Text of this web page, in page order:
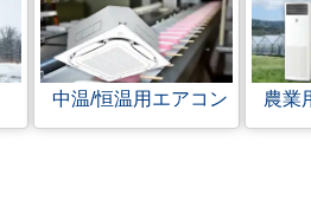
中温/恒温用エアコン 農業